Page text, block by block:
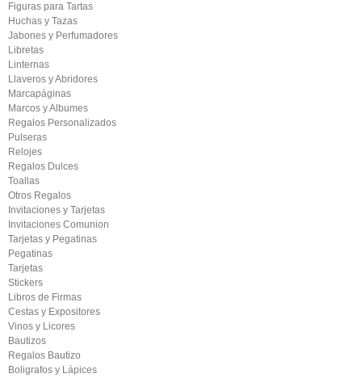
Figuras para Tartas
Huchas y Tazas
Jabones y Perfumadores
Libretas
Linternas
Llaveros y Abridores
Marcapáginas
Marcos y Albumes
Regalos Personalizados
Pulseras
Relojes
Regalos Dulces
Toallas
Otros Regalos
Invitaciones y Tarjetas
Invitaciones Comunion
Tarjetas y Pegatinas
Pegatinas
Tarjetas
Stickers
Libros de Firmas
Cestas y Expositores
Vinos y Licores
Bautizos
Regalos Bautizo
Boligrafos y Lápices